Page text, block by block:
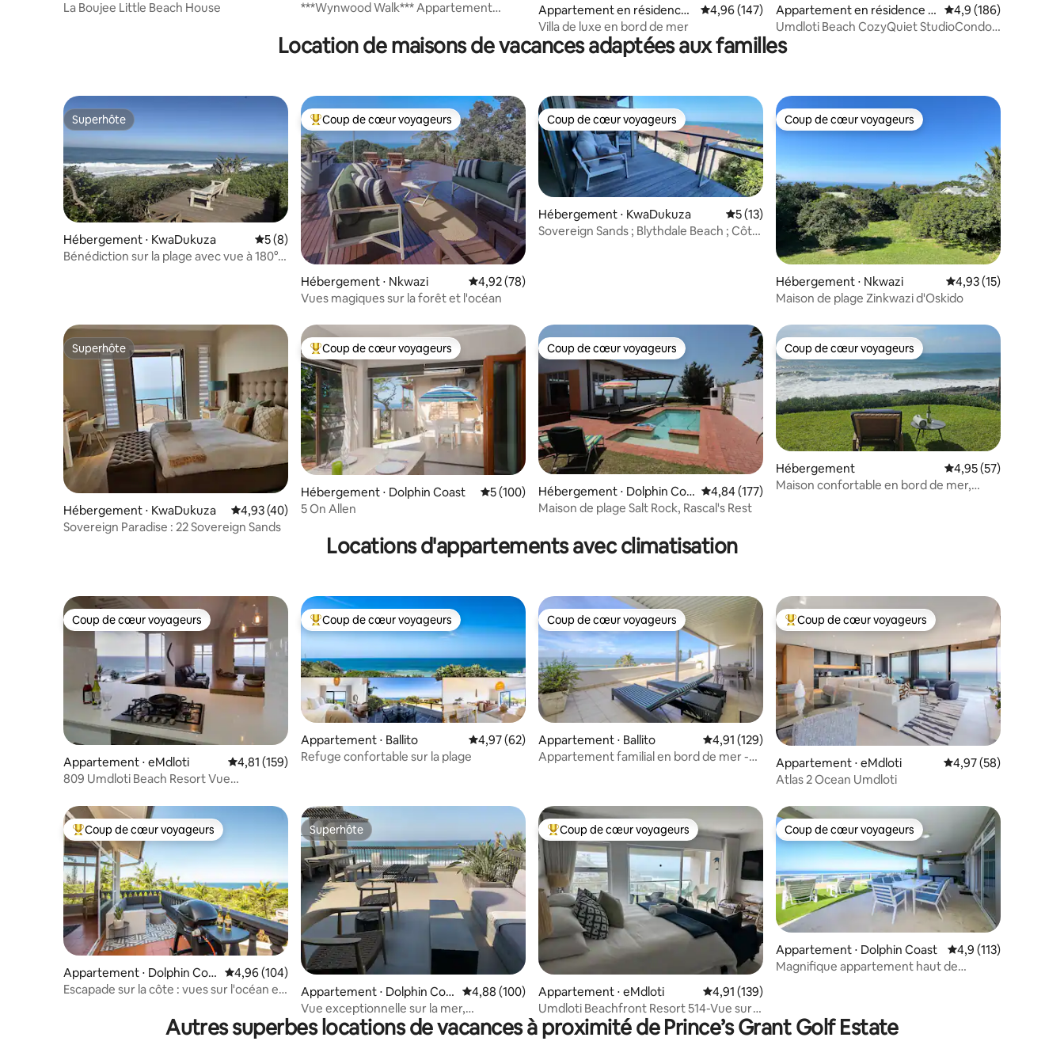
eMdloti
La Boujee Little Beach House
Ballito
***Wynwood Walk*** Appartement
Appartement en résidence ⋅
Dolphin Coast
Évaluation moyenne sur la base de 147 commentaires : 4,96 sur 5
4,96 (147)
Villa de luxe en bord de mer
Appartement en résidence ⋅
eMdloti
Évaluation moyenne
4,9 (186)
Umdloti Beach CozyQuiet StudioCondo
Piscine et vue sur la mer
Location de maisons de vacances adaptées aux familles
Superhôte
Superhôte
Hébergement ⋅ KwaDukuza Évaluation moyenne sur la base de 8 commentaires : 5 sur 5
5 (8)
Bénédiction sur la plage avec vue à 180°
Coups de cœur voyageurs les plus appréciés
Coup de cœur voyageurs
Hébergement ⋅ Nkwazi Évaluation moyenne sur la base de 78 commentaires : 4,92 sur 5
4,92 (78)
Vues magiques sur la forêt et l'océan
Coup de cœur voyageurs
Coup de cœur voyageurs
Hébergement ⋅ KwaDukuza Évaluation moyenne sur la base de 13 commentaires : 5 sur 5
5 (13)
Sovereign Sands ; Blythdale Beach ; Côte
Coup de cœur voyageurs
Coup de cœur voyageurs
Hébergement ⋅ Nkwazi Évaluation moyenne
4,93 (15)
Maison de plage Zinkwazi d'Oskido
Superhôte
Superhôte
Hébergement ⋅ KwaDukuza Évaluation moyenne sur la base de 40 commentaires : 4,93 sur 5
4,93 (40)
Sovereign Paradise : 22 Sovereign Sands
Coups de cœur voyageurs les plus appréciés
Coup de cœur voyageurs
Hébergement ⋅ Dolphin Coast Évaluation moyenne sur la base de 100 commentaires : 5 sur 5
5 (100)
5 On Allen
Coup de cœur voyageurs
Coup de cœur voyageurs
Hébergement ⋅ Dolphin Coa
st
Évaluation moyenne sur la base de 177 commentaires : 4,84 sur 5
4,84 (177)
Maison de plage Salt Rock, Rascal's Rest
Coup de cœur voyageurs
Coup de cœur voyageurs
Hébergement Évaluation moyenne
4,95 (57)
Maison confortable en bord de mer,
Locations d'appartements avec climatisation
Coup de cœur voyageurs
Coup de cœur voyageurs
Appartement ⋅ eMdloti Évaluation moyenne sur la base de 159 commentaires : 4,81 sur 5
4,81 (159)
809 Umdloti Beach Resort Vue
Coups de cœur voyageurs les plus appréciés
Coup de cœur voyageurs
Appartement ⋅ Ballito Évaluation moyenne sur la base de 62 commentaires : 4,97 sur 5
4,97 (62)
Refuge confortable sur la plage
Coup de cœur voyageurs
Coup de cœur voyageurs
Appartement ⋅ Ballito Évaluation moyenne sur la base de 129 commentaires : 4,91 sur 5
4,91 (129)
Appartement familial en bord de mer -
Coups de cœur voyageurs les plus appréciés
Coup de cœur voyageurs
Appartement ⋅ eMdloti Évaluation moyenne
4,97 (58)
Atlas 2 Ocean Umdloti
Coups de cœur voyageurs les plus appréciés
Coup de cœur voyageurs
Appartement ⋅ Dolphin Coa
st
Évaluation moyenne sur la base de 104 commentaires : 4,96 sur 5
4,96 (104)
Escapade sur la côte : vues sur l'océan et
Superhôte
Superhôte
Appartement ⋅ Dolphin Coa
st
Évaluation moyenne sur la base de 100 commentaires : 4,88 sur 5
4,88 (100)
Vue exceptionnelle sur la mer,
directement sur la plage
Coups de cœur voyageurs les plus appréciés
Coup de cœur voyageurs
Appartement ⋅ eMdloti Évaluation moyenne sur la base de 139 commentaires : 4,91 sur 5
4,91 (139)
Umdloti Beachfront Resort 514-Vue sur
l'océan et les vagues
Coup de cœur voyageurs
Coup de cœur voyageurs
Appartement ⋅ Dolphin Coast Évaluation moyenne
4,9 (113)
Magnifique appartement haut de
Autres superbes locations de vacances à proximité de Prince’s Grant Golf Estate